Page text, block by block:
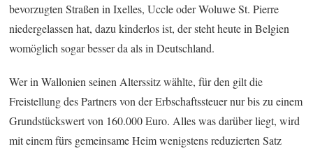
bevorzugten Straßen in Ixelles, Uccle oder Woluwe St. Pierre
niedergelassen hat, dazu kinderlos ist, der steht heute in Belgien
womöglich sogar besser da als in Deutschland.
Wer in Wallonien seinen Alterssitz wählte, für den gilt die
Freistellung des Partners von der Erbschaftssteuer nur bis zu einem
Grundstückswert von 160.000 Euro. Alles was darüber liegt, wird
mit einem fürs gemeinsame Heim wenigstens reduzierten Satz